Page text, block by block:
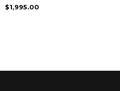
$1,995.00